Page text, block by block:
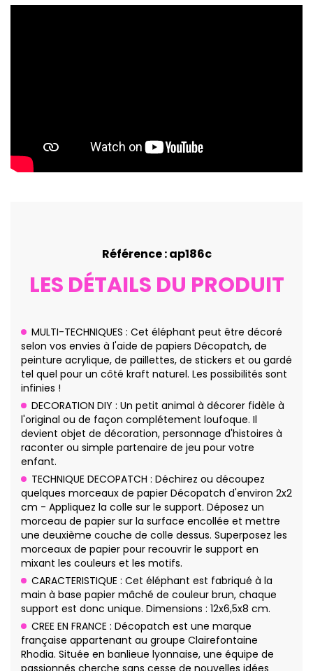
Référence : ap186c
LES DÉTAILS DU PRODUIT
MULTI-TECHNIQUES : Cet éléphant peut être décoré
selon vos envies à l'aide de papiers Décopatch, de
peinture acrylique, de paillettes, de stickers et ou gardé
tel quel pour un côté kraft naturel. Les possibilités sont
infinies !
DECORATION DIY : Un petit animal à décorer fidèle à
l'original ou de façon complétement loufoque. Il
devient objet de décoration, personnage d'histoires à
raconter ou simple partenaire de jeu pour votre
enfant.
TECHNIQUE DECOPATCH : Déchirez ou découpez
quelques morceaux de papier Décopatch d'environ 2x2
cm - Appliquez la colle sur le support. Déposez un
morceau de papier sur la surface encollée et mettre
une deuxième couche de colle dessus. Superposez les
morceaux de papier pour recouvrir le support en
mixant les couleurs et les motifs.
CARACTERISTIQUE : Cet éléphant est fabriqué à la
main à base papier mâché de couleur brun, chaque
support est donc unique. Dimensions : 12x6,5x8 cm.
CREE EN FRANCE : Décopatch est une marque
française appartenant au groupe Clairefontaine
Rhodia. Située en banlieue lyonnaise, une équipe de